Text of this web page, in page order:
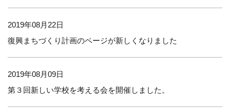
2019年08月22日
復興まちづくり計画のページが新しくなりました
2019年08月09日
第３回新しい学校を考える会を開催しました。